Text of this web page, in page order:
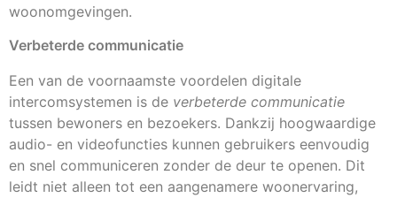
woonomgevingen.
Verbeterde communicatie
Een van de voornaamste voordelen digitale
intercomsystemen is de verbeterde communicatie
tussen bewoners en bezoekers. Dankzij hoogwaardige
audio- en videofuncties kunnen gebruikers eenvoudig
en snel communiceren zonder de deur te openen. Dit
leidt niet alleen tot een aangenamere woonervaring,